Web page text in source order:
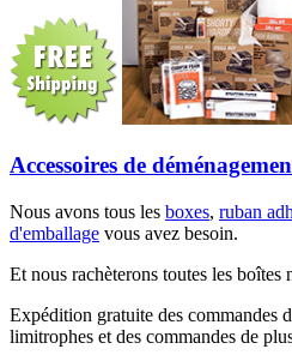
Accessoires de
Nous avons tous les boxes, ruban
d'emballage vous avez besoin.
Et nous rachèterons toutes les boîtes
Expédition gratuite des commandes
limitrophes et des commandes de